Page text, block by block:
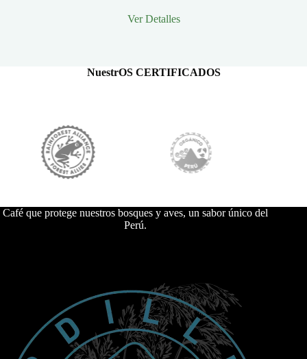
Ver Detalles
NuestrOS CERTIFICADOS
Café que protege nuestros bosques y aves, un sabor único del
Perú.